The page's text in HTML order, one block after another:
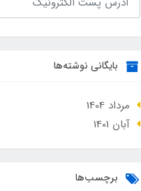
بایگانی نوشته‌ها
مرداد 1404
آبان 1401
برچسب‌ها